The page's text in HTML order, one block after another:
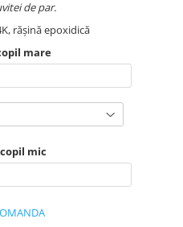
de par.
rășină epoxidică
mare
mic